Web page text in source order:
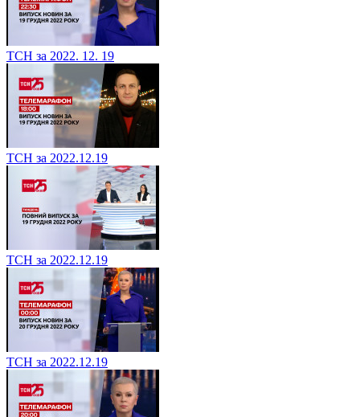
ТСН за 2022. 12. 19
ТСН за 2022.12.19
ТСН за 2022.12.19
ТСН за 2022.12.19